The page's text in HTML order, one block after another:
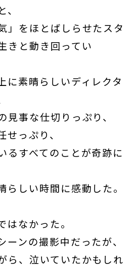
」をほとばしらせたスタ
きと動き回ってい
に素晴らしいディレクタ
見事な仕切りっぷり、
せっぷり、
るすべてのことが奇跡に
らしい時間に感動した。
はなかった。
ーンの撮影中だったが、
ら、泣いていたかもしれ